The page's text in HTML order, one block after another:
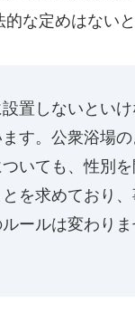
な定めはないと
設置しないとい
す。公衆浴場
いても、性別
を求めており
ールは変わり